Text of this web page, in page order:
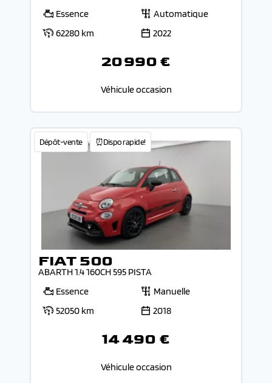
Essence
Automatique
62280 km
2022
20 990 €
Véhicule occasion
Dépôt-vente ⏰Dispo rapide!
FIAT 500
ABARTH 1.4 160CH 595 PISTA
Essence
Manuelle
52050 km
2018
14 490 €
Véhicule occasion